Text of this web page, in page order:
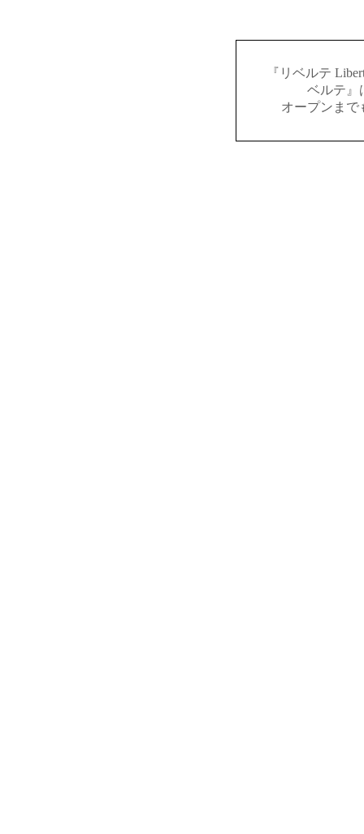
『リベルテ
ベルテ』
オープンまで